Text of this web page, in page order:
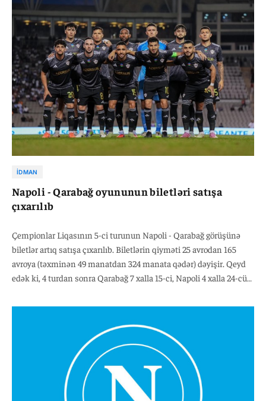
İDMAN
Napoli - Qarabağ oyununun biletləri satışa
çıxarılıb
Çempionlar Liqasının 5-ci turunun Napoli - Qarabağ görüşünə
biletlər artıq satışa çıxarılıb. Biletlərin qiyməti 25 avrodan 165
avroya (təxminən 49 manatdan 324 manata qədər) dəyişir. Qeyd
edək ki, 4 turdan sonra Qarabağ 7 xalla 15-ci, Napoli 4 xalla 24-cü